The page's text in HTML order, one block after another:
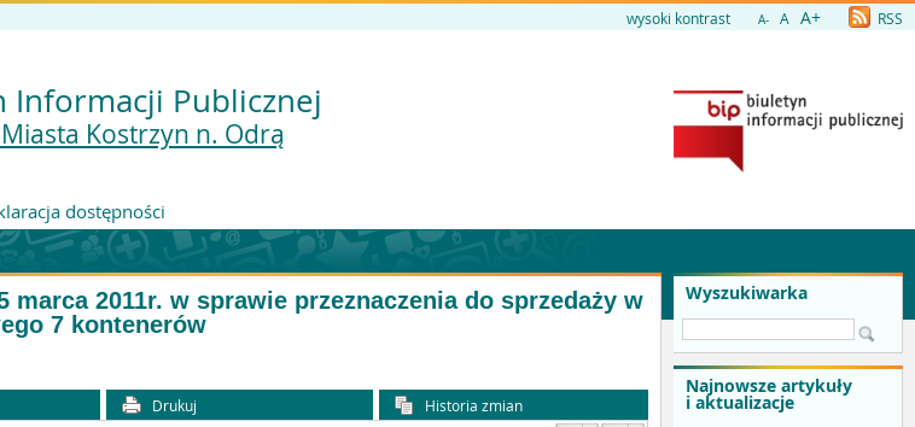
wysoki kontrast A- A A+ RSS
Informacji Publicznej
Kostrzyn n. Odrą
dostępności
Wyszukiwarka
Najnowsze artykuły
i aktualizacje
marca 2011r. w sprawie przeznaczenia do sprzedaży w
7 kontenerów
Drukuj
Historia zmian